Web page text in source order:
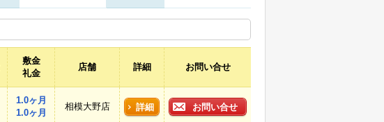
敷金
礼金
店舗 詳細 お問い合せ
1.0ヶ月
1.0ヶ月
相模大野店 詳細 お問い合せ